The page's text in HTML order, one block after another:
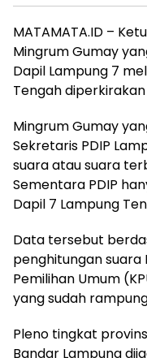
MATAMATA.ID –
Mingrum Gumay
Dapil Lampung 7
Tengah
Mingrum Gumay
Sekretaris PDIP
suara atau suara
Sementara PDIP
Dapil 7 Lampung
Data tersebut
penghitungan suara
Pemilihan Umum
yang sudah
Pleno tingkat
Bandar Lampung